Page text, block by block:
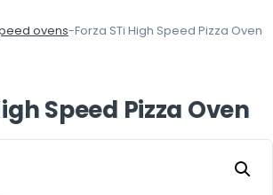
ovens-Forza STi High Speed Pizza Oven
Speed Pizza Oven